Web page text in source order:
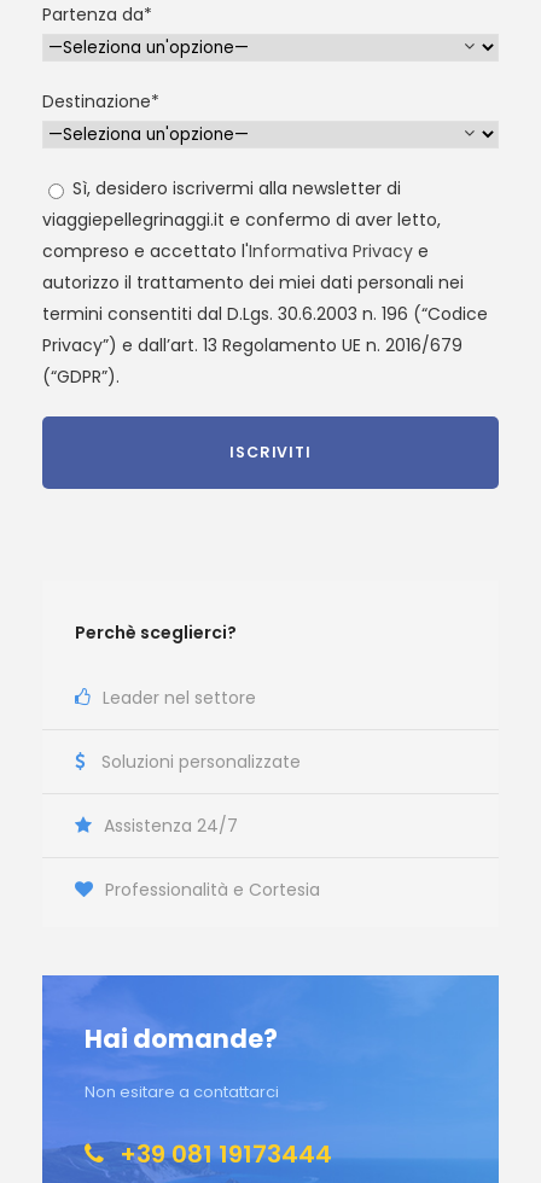
Partenza da*
Destinazione*
Sì, desidero iscrivermi alla newsletter di
viaggiepellegrinaggi.it e confermo di aver letto,
compreso e accettato l'Informativa Privacy e
autorizzo il trattamento dei miei dati personali nei
termini consentiti dal D.Lgs. 30.6.2003 n. 196 (“Codice
Privacy”) e dall’art. 13 Regolamento UE n. 2016/679
(“GDPR”).
Perchè sceglierci?
Leader nel settore
Soluzioni personalizzate
Assistenza 24/7
Professionalità e Cortesia
Hai domande?
Non esitare a contattarci
+39 081 19173444